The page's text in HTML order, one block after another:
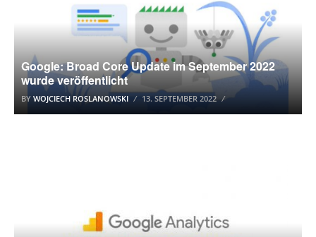
Google: Broad Core Update im September 2022
wurde veröffentlicht
BY WOJCIECH ROSLANOWSKI 13. SEPTEMBER 2022